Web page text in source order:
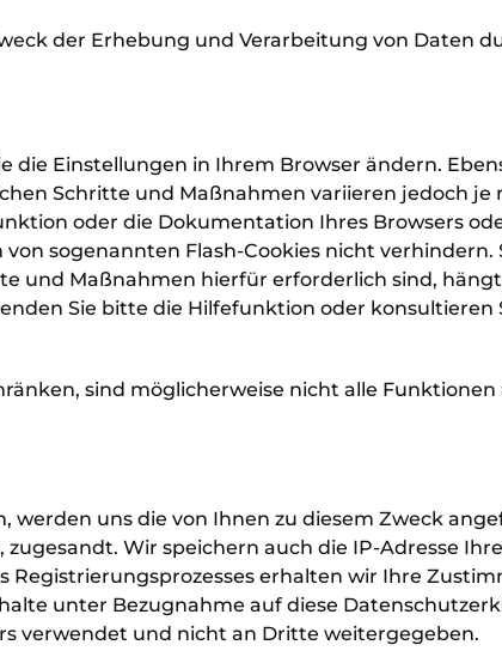
der Erhebung und Verarbeitung von Daten
die Einstellungen in Ihrem Browser ändern.
Schritte und Maßnahmen variieren jedoch
oder die Dokumentation Ihres Browsers
sogenannten Flash-Cookies nicht verhindern.
und Maßnahmen hierfür erforderlich sind,
Sie bitte die Hilfefunktion oder
sind möglicherweise nicht alle
uns die von Ihnen zu diesem Zweck
Wir speichern auch die IP-Adresse
erhalten wir Ihre
unter Bezugnahme auf diese
verwendet und nicht an Dritte weitergegeben.